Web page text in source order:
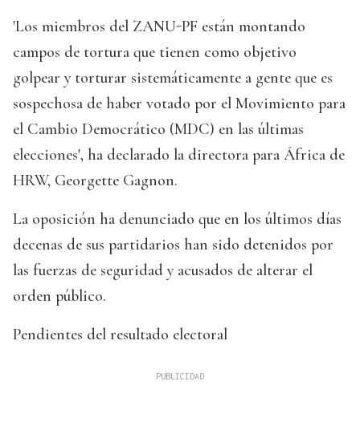
'Los miembros del ZANU-PF están montando
campos de tortura que tienen como objetivo
golpear y torturar sistemáticamente a gente que es
sospechosa de haber votado por el Movimiento para
el Cambio Democrático (MDC) en las últimas
elecciones', ha declarado la directora para África de
HRW, Georgette Gagnon.
La oposición ha denunciado que en los últimos días
decenas de sus partidarios han sido detenidos por
las fuerzas de seguridad y acusados de alterar el
orden público.
Pendientes del resultado electoral